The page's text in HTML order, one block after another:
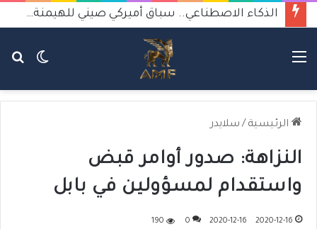
الذكاء الاصطناعي.. سباق أميركي صيني للهيمنة يثير القلق
الوضع
القائمة
الرئيسية / سلايدر
النزاهة: صدور أوامر قبض
واستقدام لمسؤولين في بابل
2020-12-16
2020-12-16
0
190